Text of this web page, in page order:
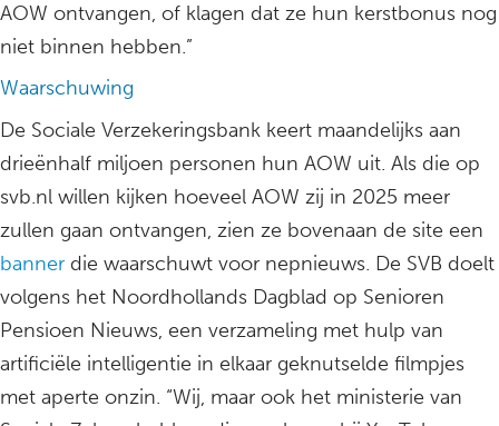
AOW ontvangen, of klagen dat ze hun kerstbonus nog
niet binnen hebben.”
Waarschuwing
De Sociale Verzekeringsbank keert maandelijks aan
drieënhalf miljoen personen hun AOW uit. Als die op
svb.nl willen kijken hoeveel AOW zij in 2025 meer
zullen gaan ontvangen, zien ze bovenaan de site een
banner die waarschuwt voor nepnieuws. De SVB doelt
volgens het Noordhollands Dagblad op Senioren
Pensioen Nieuws, een verzameling met hulp van
artificiële intelligentie in elkaar geknutselde filmpjes
met aperte onzin. “Wij, maar ook het ministerie van